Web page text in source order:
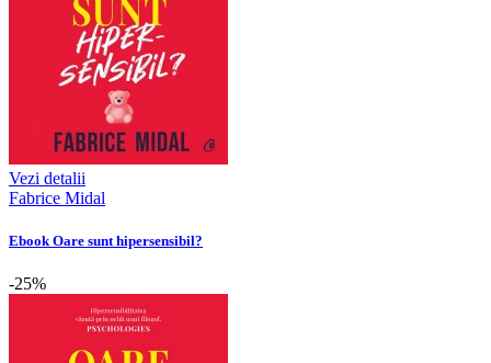
Vezi detalii
Fabrice Midal
Ebook Oare sunt hipersensibil?
-25%